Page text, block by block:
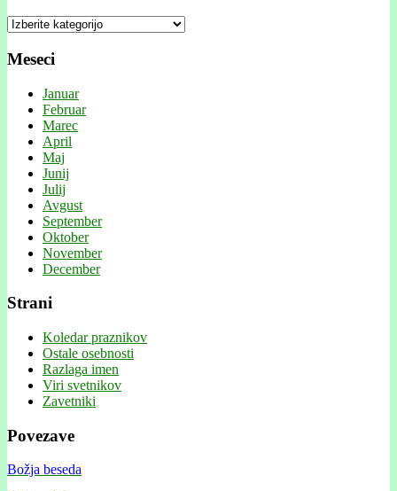
Kategorije
Meseci
Januar
Februar
Marec
April
Maj
Junij
Julij
Avgust
September
Oktober
November
December
Strani
Koledar praznikov
Ostale osebnosti
Razlaga imen
Viri svetnikov
Zavetniki
Povezave
Božja beseda